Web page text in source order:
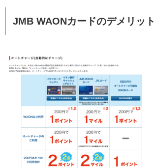
JMB WAONカードのデメリット